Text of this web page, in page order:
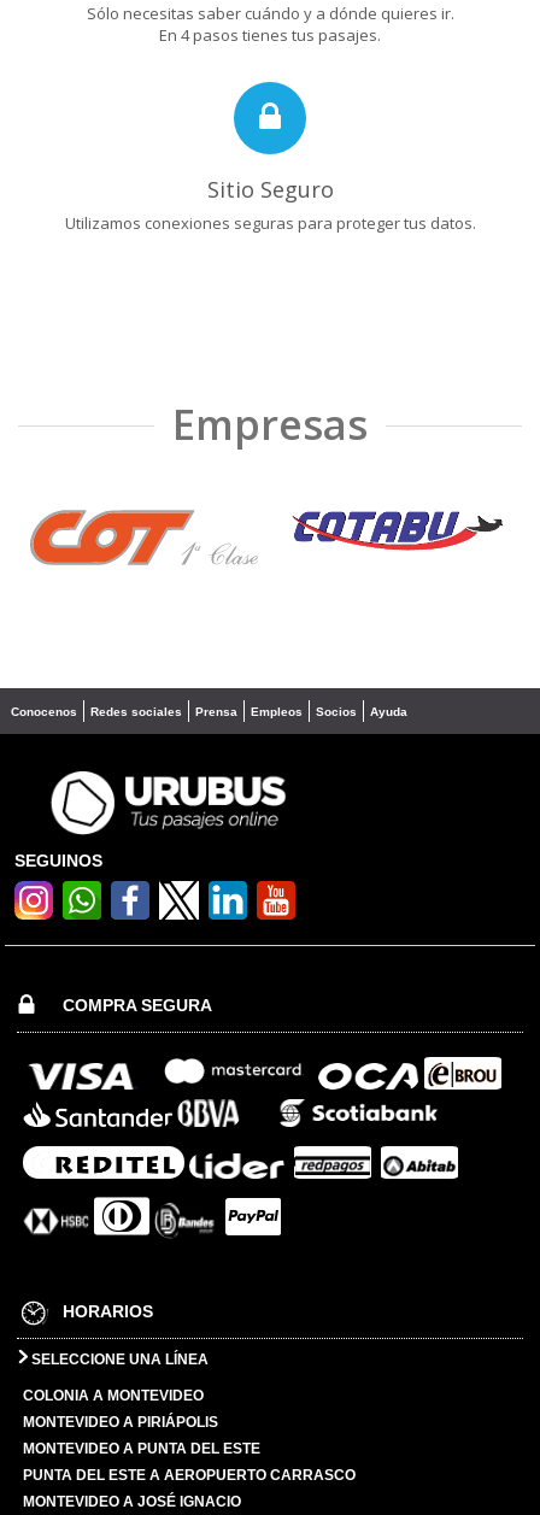
Sólo necesitas saber cuándo y a dónde quieres ir.
En 4 pasos tienes tus pasajes.
Sitio Seguro
Utilizamos conexiones seguras para proteger tus datos.
Empresas
❮ ❯
Conocenos Redes sociales Prensa Empleos Socios Ayuda
SEGUINOS
COMPRA SEGURA
HORARIOS
SELECCIONE UNA LÍNEA
COLONIA A MONTEVIDEO
MONTEVIDEO A PIRIÁPOLIS
MONTEVIDEO A PUNTA DEL ESTE
PUNTA DEL ESTE A AEROPUERTO CARRASCO
MONTEVIDEO A JOSÉ IGNACIO